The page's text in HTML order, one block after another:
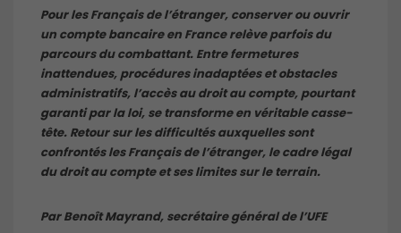
Pour les Français de l’étranger, conserver ou ouvrir
un compte bancaire en France relève parfois du
parcours du combattant. Entre fermetures
inattendues, procédures inadaptées et obstacles
administratifs, l’accès au droit au compte, pourtant
garanti par la loi, se transforme en véritable casse-
tête. Retour sur les difficultés auxquelles sont
confrontés les Français de l’étranger, le cadre légal
du droit au compte et ses limites sur le terrain.
Par Benoît Mayrand, secrétaire général de l’UFE